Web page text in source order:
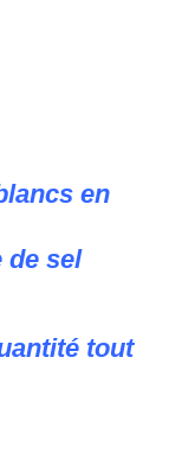
en
de sel
tout